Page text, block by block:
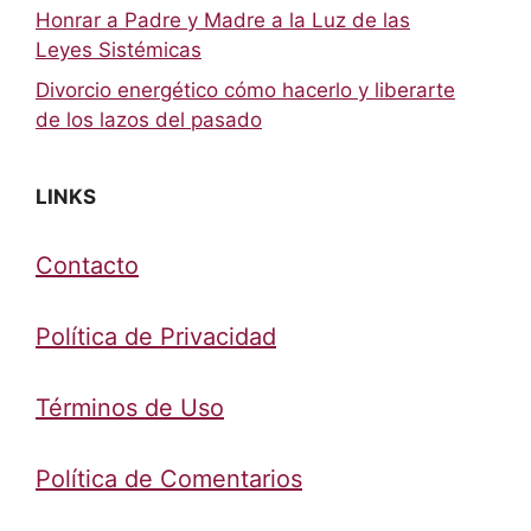
Honrar a Padre y Madre a la Luz de las
Leyes Sistémicas
Divorcio energético cómo hacerlo y liberarte
de los lazos del pasado
LINKS
Contacto
Política de Privacidad
Términos de Uso
Política de Comentarios